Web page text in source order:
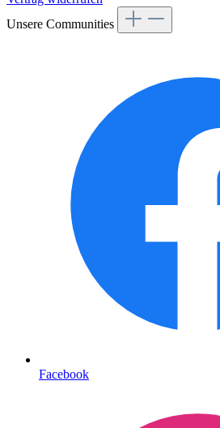
Unsere Communities
Facebook